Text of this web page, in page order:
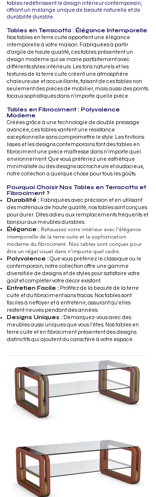
tables redéfinissent le design intérieur contemporain,
offrant un mélange unique de beauté naturelle et de
durabilité durable.
Tables en Terracotta : Élégance Intemporelle
Nos tables en terre cuite apportent une élégance
intemporelle à votre maison. Fabriquées à partir
d'argile de haute qualité, ces tables présentent un
design moderne qui se marie parfaitement avec
différents styles intérieurs. Les tons naturels et les
textures de la terre cuite créent une atmosphère
chaleureuse et accueillante, faisant de ces tables non
seulement des pièces de mobilier, mais aussi des points
focaux sophistiqués dans n'importe quelle pièce.
Tables en Fibrociment : Polyvalence
Moderne
Créées grâce à une technologie de double pressage
avancée, ces tables vantent une résistance
exceptionnelle sans compromettre le style. Les finitions
lisses et les designs contemporains font des tables en
fibrociment une pièce maîtresse dans n'importe quel
environnement. Que vous préfériez une esthétique
minimaliste ou des designs accrocheurs et audacieux,
notre collection a quelque chose pour tous les goûts.
Pourquoi Choisir Nos Tables en Terracotta et
Fibrociment ?
Durabilité : Fabriquées avec précision et en utilisant
des matériaux de haute qualité, nos tables sont conçues
pour durer. Dites adieu aux remplacements fréquents et
bonjour aux meubles durables.
Élégance : Rehaussez votre intérieur avec l'élégance
intemporelle de la terre cuite et la sophistication
moderne du fibrociment. Nos tables sont conçues pour
être un régal visuel dans n'importe quel cadre.
Polyvalence :Que vous préfériez le classique ou le
contemporain, notre collection offre une gamme
diversifiée de designs et de styles pour satisfaire votre
goût et compléter votre décor existant.
Entretien Facile : Profitez de la beauté de la terre
cuite et du fibrociment sans tracas. Nos tables sont
faciles à nettoyer et à entretenir, assurant qu'elles
restent neuves pendant des années.
Designs Uniques : Démarquez-vous avec des
meubles aussi uniques que vous l'êtes. Nos tables en
terre cuite et en fibrociment présentent des designs
distinctifs qui ajoutent du caractère à votre espace.